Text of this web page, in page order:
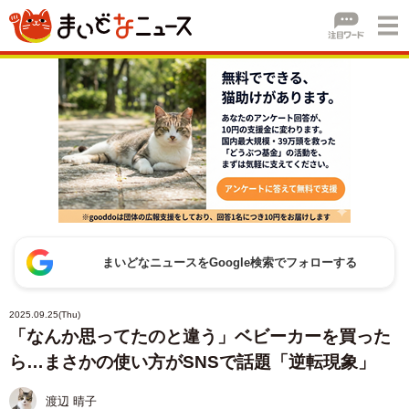
まいどなニュースをGoogle検索でフォローする
2025.09.25(Thu)
「なんか思ってたのと違う」ベビーカーを買った
ら…まさかの使い方がSNSで話題「逆転現象」
渡辺 晴子